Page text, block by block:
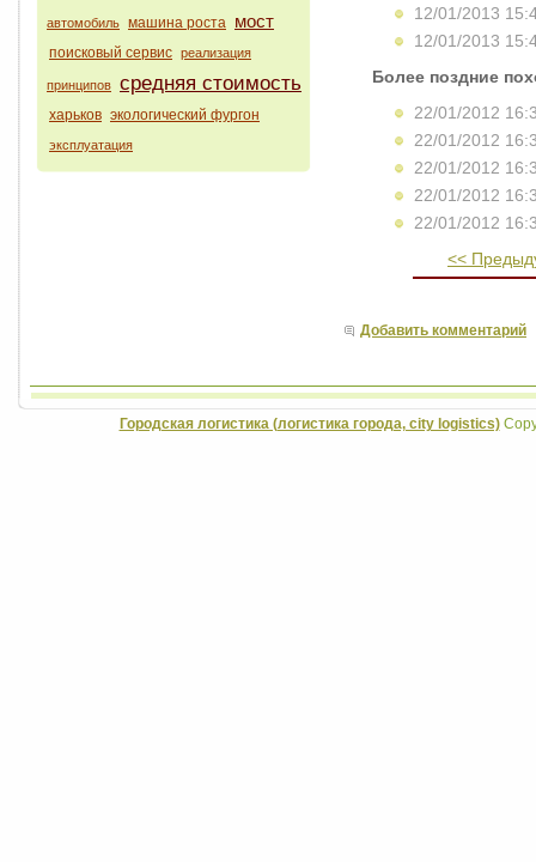
автомобиль машина роста мост
поисковый сервис реализация
принципов средняя стоимость
харьков экологический фургон
эксплуатация
12/01/2013
12/01/2013
Более поздние
22/01/2012
22/01/2012
22/01/2012
22/01/2012
22/01/2012
<<
Добавить комментарий
Городская логистика (логистика города, city logistics)